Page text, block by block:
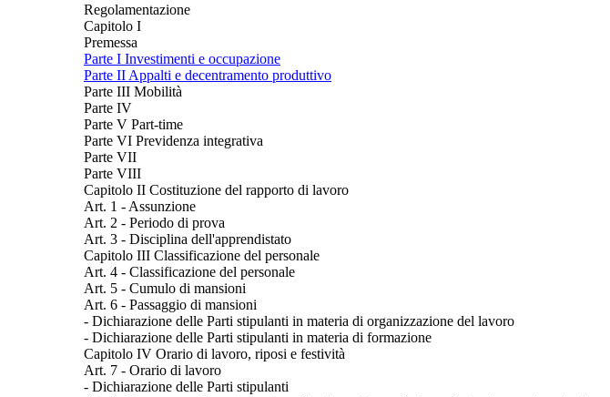
Regolamentazione
Capitolo I
Premessa
Parte I Investimenti e occupazione
Parte II Appalti e decentramento produttivo
Parte III Mobilità
Parte IV
Parte V Part-time
Parte VI Previdenza integrativa
Parte VII
Parte VIII
Capitolo II Costituzione del rapporto di lavoro
Art. 1 - Assunzione
Art. 2 - Periodo di prova
Art. 3 - Disciplina dell'apprendistato
Capitolo III Classificazione del personale
Art. 4 - Classificazione del personale
Art. 5 - Cumulo di mansioni
Art. 6 - Passaggio di mansioni
- Dichiarazione delle Parti stipulanti in materia di organizzazione del lavoro
- Dichiarazione delle Parti stipulanti in materia di formazione
Capitolo IV Orario di lavoro, riposi e festività
Art. 7 - Orario di lavoro
- Dichiarazione delle Parti stipulanti